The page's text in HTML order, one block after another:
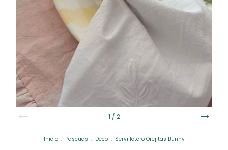
1 / 2
Inicio . Pascuas . Deco . Servilletero Orejitas Bunny